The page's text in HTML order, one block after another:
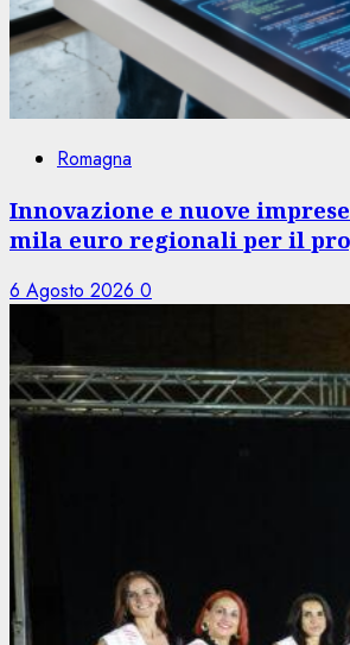
Romagna
Innovazione e nuove
mila euro regionali per il
6 Agosto 2026 0